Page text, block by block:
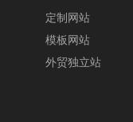
定制网站
模板网站
外贸独立站